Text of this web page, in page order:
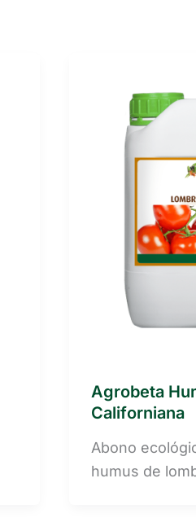
Agrobeta
Californiana
Abono
humus de